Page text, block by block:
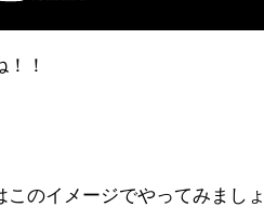
！
このイメージでやってみまし